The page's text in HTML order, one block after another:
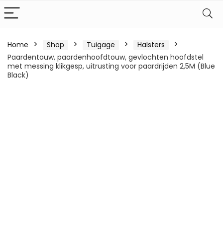
Home Shop Tuigage
Halsters
Paardentouw, paardenhoofdtouw, gevlochten hoofdstel
met messing klikgesp, uitrusting voor paardrijden 2,5M (Blue
Black)